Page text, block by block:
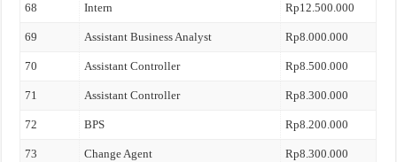
68 Intern Rp12.500.000
69 Assistant Business Analyst Rp8.000.000
70 Assistant Controller Rp8.500.000
71 Assistant Controller Rp8.300.000
72 BPS Rp8.200.000
73 Change Agent Rp8.300.000